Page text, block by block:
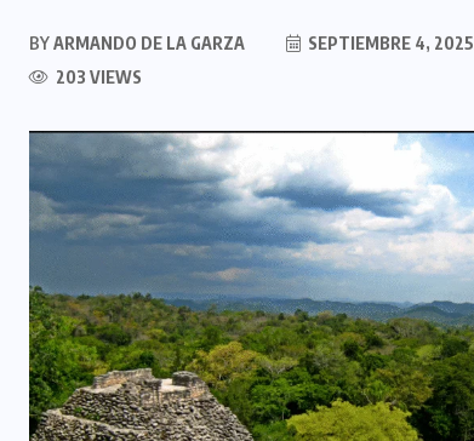
BYARMANDO DE LA GARZA SEPTIEMBRE 4, 2025
203 VIEWS